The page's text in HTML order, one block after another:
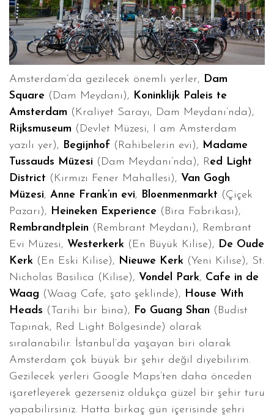
Amsterdam’da gezilecek önemli yerler, Dam
Square (Dam Meydanı), Koninklijk Paleis te
Amsterdam (Kraliyet Sarayı, Dam Meydanı’nda),
Rijksmuseum (Devlet Müzesi, I am Amsterdam
yazılı yer), Begijnhof (Rahibelerin evi), Madame
Tussauds Müzesi (Dam Meydanı’nda), Red Light
District (Kırmızı Fener Mahallesi), Van Gogh
Müzesi, Anne Frank’ın evi, Bloenmenmarkt (Çiçek
Pazarı), Heineken Experience (Bira Fabrikası),
Rembrandtplein (Rembrant Meydanı), Rembrant
Evi Müzesi, Westerkerk (En Büyük Kilise), De Oude
Kerk (En Eski Kilise), Nieuwe Kerk (Yeni Kilise), St.
Nicholas Basilica (Kilise), Vondel Park, Cafe in de
Waag (Waag Cafe, şato şeklinde), House With
Heads (Tarihi bir bina), Fo Guang Shan (Budist
Tapınak, Red Light Bölgesinde) olarak
sıralanabilir. İstanbul’da yaşayan biri olarak
Amsterdam çok büyük bir şehir değil diyebilirim.
Gezilecek yerleri Google Maps’ten daha önceden
işaretleyerek gezerseniz oldukça güzel bir şehir turu
yapabilirsiniz. Hatta birkaç gün içerisinde şehri